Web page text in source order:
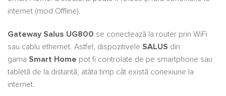
internet (mod Offline).
Gateway Salus UG800 se conectează la router prin WiFi
sau cablu ethernet. Astfel, dispozitivele SALUS din
gama Smart Home pot fi controlate de pe smartphone sau
tabletă de la distantă, atâta timp cât există conexiune la
internet.